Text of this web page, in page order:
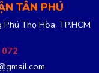
TÂN PHÚ
Thọ Hòa, TP.HCM